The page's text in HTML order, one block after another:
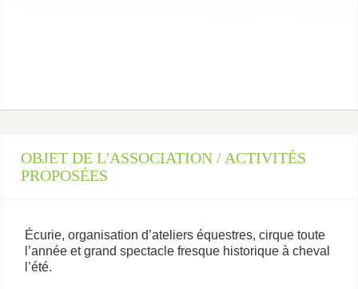
OBJET DE L'ASSOCIATION / ACTIVITÉS
PROPOSÉES
Écurie, organisation d’ateliers équestres, cirque toute
l’année et grand spectacle fresque historique à cheval
l’été.